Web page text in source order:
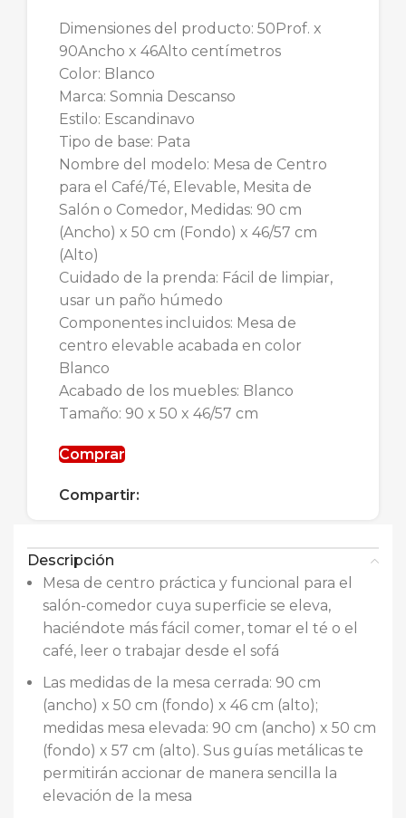
Dimensiones del producto: 50Prof. x
90Ancho x 46Alto centímetros
Color: Blanco
Marca: Somnia Descanso
Estilo: Escandinavo
Tipo de base: Pata
Nombre del modelo: Mesa de Centro
para el Café/Té, Elevable, Mesita de
Salón o Comedor, Medidas: 90 cm
(Ancho) x 50 cm (Fondo) x 46/57 cm
(Alto)
Cuidado de la prenda: Fácil de limpiar,
usar un paño húmedo
Componentes incluidos: Mesa de
centro elevable acabada en color
Blanco
Acabado de los muebles: Blanco
Tamaño: 90 x 50 x 46/57 cm
Comprar
Compartir:
Descripción
Mesa de centro práctica y funcional para el
salón-comedor cuya superficie se eleva,
haciéndote más fácil comer, tomar el té o el
café, leer o trabajar desde el sofá
Las medidas de la mesa cerrada: 90 cm
(ancho) x 50 cm (fondo) x 46 cm (alto);
medidas mesa elevada: 90 cm (ancho) x 50 cm
(fondo) x 57 cm (alto). Sus guías metálicas te
permitirán accionar de manera sencilla la
elevación de la mesa